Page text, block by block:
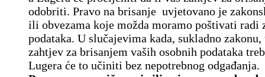
odobriti. Pravo na brisanje uvjetovano je
ili obvezama koje možda moramo poštivati radi
podataka. U slučajevima kada, sukladno
zahtjev za brisanjem vaših osobnih podataka
Lugera će to učiniti bez nepotrebnog odgađanja.